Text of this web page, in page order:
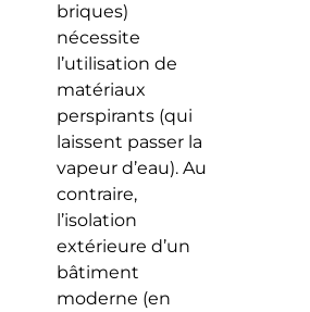
briques)
nécessite
l’utilisation de
matériaux
perspirants (qui
laissent passer la
vapeur d’eau). Au
contraire,
l’isolation
extérieure d’un
bâtiment
moderne (en